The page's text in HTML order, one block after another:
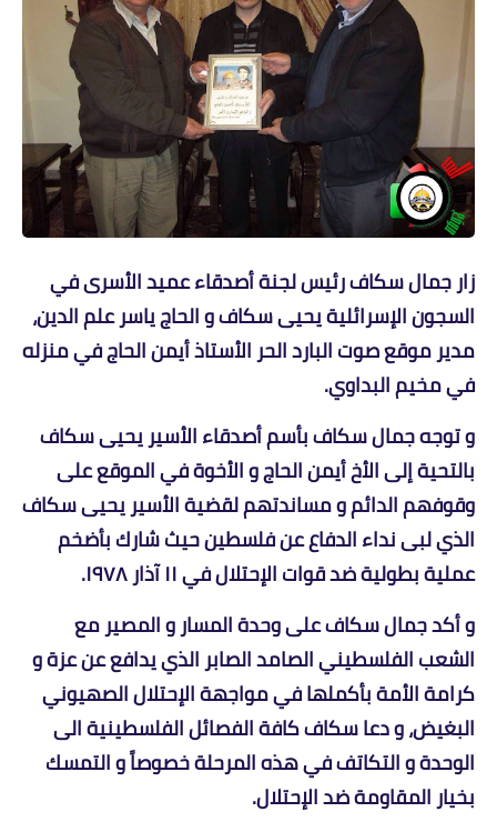
زار جمال سكاف رئيس لجنة أصدقاء عميد الأسرى في
السجون الإسرائلية يحيى سكاف و الحاج ياسر علم الدين،
مدير موقع صوت البارد الحر الأستاذ أيمن الحاج في منزله
في مخيم البداوي.
و توجه جمال سكاف بأسم أصدقاء الأسير يحيى سكاف
بالتحية إلى الأخ أيمن الحاج و الأخوة في الموقع على
وقوفهم الدائم و مساندتهم لقضية الأسير يحيى سكاف
الذي لبى نداء الدفاع عن فلسطين حيث شارك بأضخم
عملية بطولية ضد قوات الإحتلال في ١١ آذار ١٩٧٨.
و أكد جمال سكاف على وحدة المسار و المصير مع
الشعب الفلسطيني الصامد الصابر الذي يدافع عن عزة و
كرامة الأمة بأكملها في مواجهة الإحتلال الصهيوني
البغيض، و دعا سكاف كافة الفصائل الفلسطينية الى
الوحدة و التكاتف في هذه المرحلة خصوصاً و التمسك
بخيار المقاومة ضد الإحتلال.